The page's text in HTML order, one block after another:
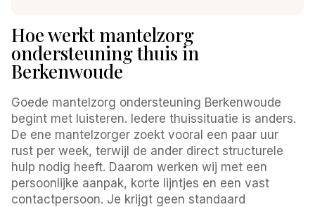
Hoe werkt mantelzorg
ondersteuning thuis in
Berkenwoude
Goede mantelzorg ondersteuning Berkenwoude
begint met luisteren. Iedere thuissituatie is anders.
De ene mantelzorger zoekt vooral een paar uur
rust per week, terwijl de ander direct structurele
hulp nodig heeft. Daarom werken wij met een
persoonlijke aanpak, korte lijntjes en een vast
contactpersoon. Je krijgt geen standaard